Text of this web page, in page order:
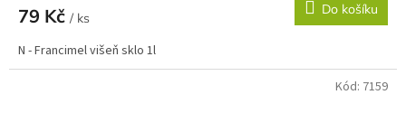
79 Kč / ks
Do košíku
N - Francimel višeň sklo 1l
Kód: 7159